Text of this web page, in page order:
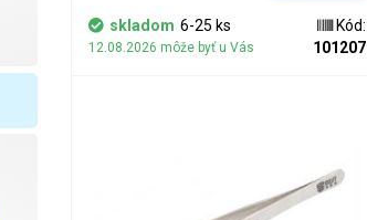
nedochádza k ohrevu kovovej časti. Ďalej
je materiál antimagnetický, nekorozívny a
skladom 6-25 ks
12.08.2026 môže byť u Vás
Kód:
101207